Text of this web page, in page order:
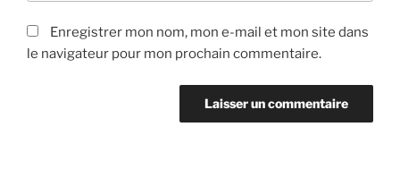
Enregistrer mon nom, mon e-mail et mon site dans
le navigateur pour mon prochain commentaire.